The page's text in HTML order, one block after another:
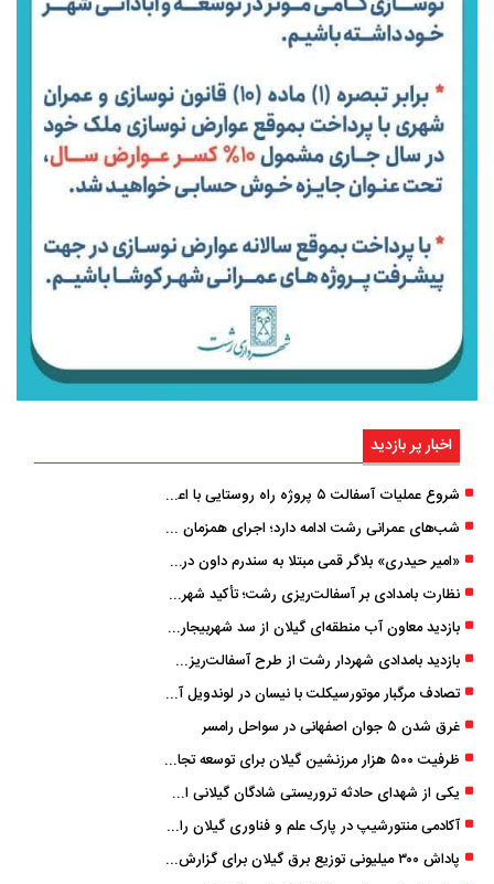
اخبار پر بازدید
شروع عملیات آسفالت ۵ پروژه راه ‌روستایی با اعتبار ۳۷۰ میلیاردی در گیلان
شب‌های عمرانی رشت ادامه دارد؛ اجرای همزمان آسفالت‌ریزی در پنج منطقه شهری
«امیر حیدری» بلاگر قمی مبتلا به سندرم داون درگذشت
نظارت بامدادی بر آسفالت‌ریزی رشت؛ تأکید شهردار و بازرس کل بر کیفیت اجرای پروژه‌ها
بازدید معاون آب منطقه‌ای گیلان از سد شهربیجار برای تداوم تأمین آب شرب استان
بازدید بامدادی شهردار رشت از طرح آسفالت‌ریزی گسترده در مناطق پنج‌گانه
تصادف مرگبار موتورسیکلت با نیسان در لوندویل آستارا/ انتقال مصدوم با اورژانس هوایی به رشت
غرق شدن ۵ جوان اصفهانی در سواحل رامسر
ظرفیت ۵۰۰ هزار مرزنشین گیلان برای توسعه تجارت فعال می‌شود
یکی از شهدای حادثه تروریستی شادگان گیلانی است/ شهادت «سینا سیاه‌ نژاد» در درگیری با اشرار مسلح
آکادمی منتورشیپ در پارک علم و فناوری گیلان راه‌اندازی شد
پاداش ۳۰۰ میلیونی توزیع برق گیلان برای گزارش ماینرهای غیرمجاز